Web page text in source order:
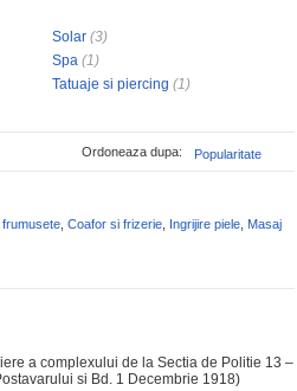
Solar (3)
Spa (1)
Tatuaje si piercing (1)
Popularitate
Ordoneaza dupa:
Coafor si frizerie Ingrijire piele Masaj
a complexului de la Sectia de Politie 13 –
si Bd. 1 Decembrie 1918)